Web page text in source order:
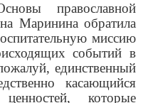
православной
Маринина обратила
миссию
событий в
единственный
касающийся
которые